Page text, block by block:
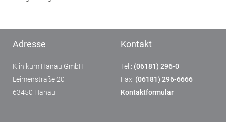
Adresse
Klinikum Hanau GmbH
Leimenstraße 20
63450 Hanau
Kontakt
Tel.: (06181) 296-0
Fax: (06181) 296-6666
Kontaktformular